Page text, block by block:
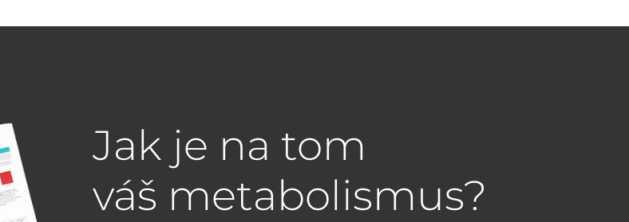
Jak je na tom
váš metabolismus?